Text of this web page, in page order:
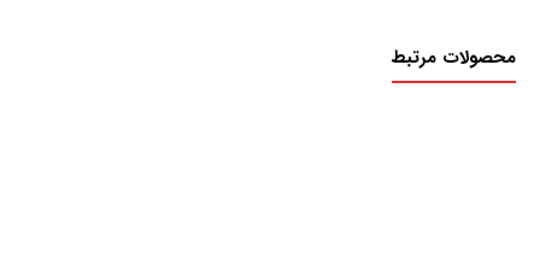
محصولات مرتبط